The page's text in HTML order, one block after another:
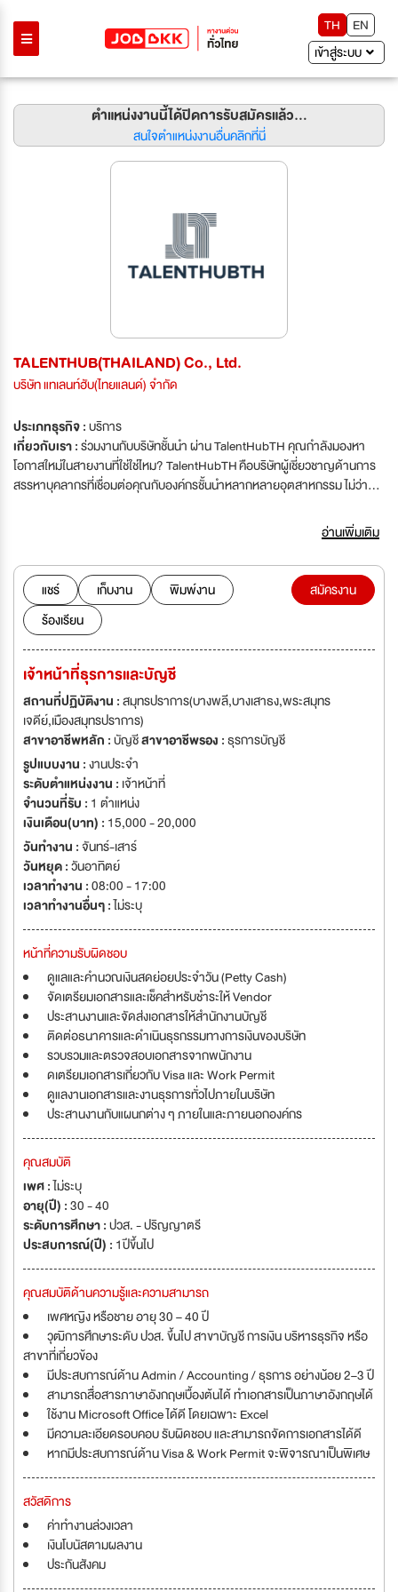
TH
EN
เข้าสู่ระบบ
ตำแหน่งงานนี้ได้ปิดการรับสมัครแล้ว...
สนใจตำแหน่งงานอื่นคลิกที่นี่
TALENTHUB(THAILAND) Co., Ltd.
บริษัท แทเลนท์ฮับ(ไทยแลนด์) จำกัด
ประเภทธุรกิจ :บริการ
เกี่ยวกับเรา :ร่วมงานกับบริษัทชั้นนำ ผ่าน TalentHubTH คุณกำลังมองหา
โอกาสใหม่ในสายงานที่ใช่ใช่ไหม? TalentHubTH คือบริษัทผู้เชี่ยวชาญด้านการ
สรรหาบุคลากรที่เชื่อมต่อคุณกับองค์กรชั้นนำหลากหลายอุตสาหกรรม ไม่ว่า
พร้อมช่วยคุณหางานที่เหมาะสมกับความสามารถและเป้าหมายในอาชีพของคุณ
ที่ให้คุณเลือกหลากหลาย ทั้งงานประจำ งานสัญญาจ้าง และงานพาร์ทไทม์ ✅
ช่วยคุณหางานที่ใช่ – เราประสานงานให้คุณกับบริษัทที่เหมาะสมกับประสบการณ์
ความสามารถ และเป้าหมายของคุณ ✅ ฟรี! ไม่มีค่าใช้จ่าย – สมัครงานผ่านเรา
ไม่มีค่าใช้จ่ายใดๆ ทั้งสิ้น ✅ สนับสนุนคุณทุกขั้นตอน – เราช่วยให้คำปรึกษาด้าน
การสัมภาษณ์ การเขียนเรซูเม่ และให้คำแนะนำที่เป็นประโยชน์
อ่านเพิ่มเติม
แชร์ เก็บงาน
พิมพ์งาน
ร้องเรียน
สมัครงาน
เจ้าหน้าที่ธุรการและบัญชี
สถานที่ปฏิบัติงาน :สมุทรปราการ(บางพลี,บางเสาธง,พระสมุทร
เจดีย์,เมืองสมุทรปราการ)
สาขาอาชีพหลัก :บัญชีสาขาอาชีพรอง :ธุรการบัญชี
รูปแบบงาน :งานประจำ
ระดับตำแหน่งงาน : เจ้าหน้าที่
จำนวนที่รับ : 1 ตำแหน่ง
เงินเดือน(บาท) : 15,000 - 20,000
วันทำงาน :จันทร์-เสาร์
วันหยุด :วันอาทิตย์
เวลาทำงาน :08:00 - 17:00
เวลาทำงานอื่นๆ :ไม่ระบุ
หน้าที่ความรับผิดชอบ
ดูแลและคำนวณเงินสดย่อยประจำวัน (Petty Cash)
จัดเตรียมเอกสารและเช็คสำหรับชำระให้ Vendor
ประสานงานและจัดส่งเอกสารให้สำนักงานบัญชี
ติดต่อธนาคารและดำเนินธุรกรรมทางการเงินของบริษัท
รวบรวมและตรวจสอบเอกสารจากพนักงาน
ดเตรียมเอกสารเกี่ยวกับ Visa และ Work Permit
ดูแลงานเอกสารและงานธุรการทั่วไปภายในบริษัท
ประสานงานกับแผนกต่าง ๆ ภายในและภายนอกองค์กร
คุณสมบัติ
เพศ :ไม่ระบุ
อายุ(ปี) :30 - 40
ระดับการศึกษา :ปวส. - ปริญญาตรี
ประสบการณ์(ปี) : 1ปีขึ้นไป
คุณสมบัติด้านความรู้และความสามารถ
เพศหญิง หรือชาย อายุ 30 – 40 ปี
วุฒิการศึกษาระดับ ปวส. ขึ้นไป สาขาบัญชี การเงิน บริหารธุรกิจ หรือ
สาขาที่เกี่ยวข้อง
มีประสบการณ์ด้าน Admin / Accounting / ธุรการ อย่างน้อย 2–3 ปี
สามารถสื่อสารภาษาอังกฤษเบื้องต้นได้ ทำเอกสารเป็นภาษาอังกฤษได้
ใช้งาน Microsoft Office ได้ดี โดยเฉพาะ Excel
มีความละเอียดรอบคอบ รับผิดชอบ และสามารถจัดการเอกสารได้ดี
หากมีประสบการณ์ด้าน Visa & Work Permit จะพิจารณาเป็นพิเศษ
สวัสดิการ
ค่าทำงานล่วงเวลา
เงินโบนัสตามผลงาน
ประกันสังคม